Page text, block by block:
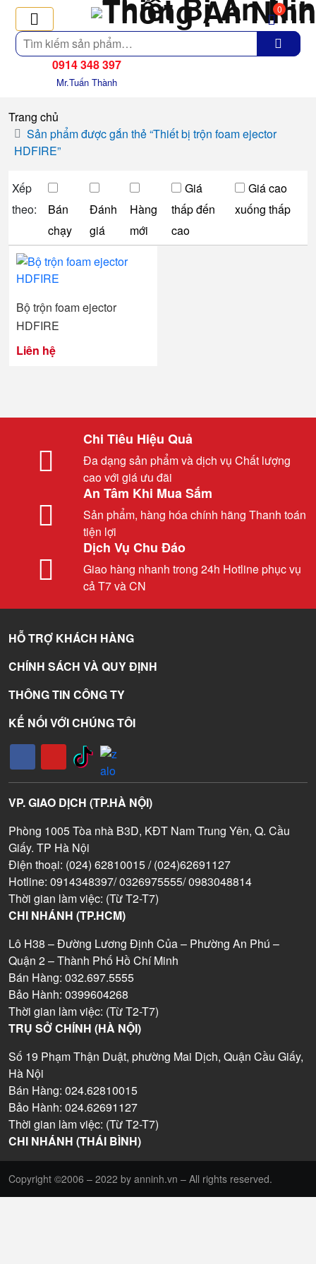
Tìm
kiếm
0
0914 348 397
Mr.Tuấn Thành
Trang chủ
Sản phẩm được gắn thẻ “Thiết bị trộn foam ejector
HDFIRE”
Xếp
theo:
Bán
chạy
Đánh
giá
Hàng
mới
Giá
thấp đến
cao
Giá cao
xuống thấp
Bộ trộn foam ejector
HDFIRE
Liên hệ
Chi Tiêu Hiệu Quả
Đa dạng sản phẩm và dịch vụ Chất lượng
cao với giá ưu đãi
An Tâm Khi Mua Sắm
Sản phẩm, hàng hóa chính hãng Thanh toán
tiện lợi
Dịch Vụ Chu Đáo
Giao hàng nhanh trong 24h Hotline phục vụ
cả T7 và CN
HỖ TRỢ KHÁCH HÀNG
CHÍNH SÁCH VÀ QUY ĐỊNH
THÔNG TIN CÔNG TY
KẾ NỐI VỚI CHÚNG TÔI
VP. GIAO DỊCH (TP.HÀ NỘI)
Phòng 1005 Tòa nhà B3D, KĐT Nam Trung Yên, Q. Cầu
Giấy. TP Hà Nội
Điện thoại: (024) 62810015 / (024)62691127
Hotline: 0914348397/ 0326975555/ 0983048814
Thời gian làm việc: (Từ T2-T7)
CHI NHÁNH (TP.HCM)
Lô H38 – Đường Lương Định Của – Phường An Phú –
Quận 2 – Thành Phố Hồ Chí Minh
Bán Hàng: 032.697.5555
Bảo Hành: 0399604268
Thời gian làm việc: (Từ T2-T7)
TRỤ SỞ CHÍNH (HÀ NỘI)
Số 19 Phạm Thận Duật, phường Mai Dịch, Quận Cầu Giấy,
Hà Nội
Bán Hàng: 024.62810015
Bảo Hành: 024.62691127
Thời gian làm việc: (Từ T2-T7)
CHI NHÁNH (THÁI BÌNH)
Copyright ©2006 – 2022 by anninh.vn – All rights reserved.